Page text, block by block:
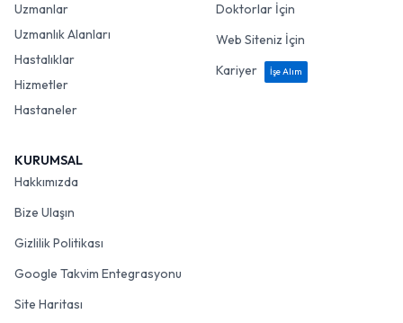
Uzmanlar
Uzmanlık Alanları
Hastalıklar
Hizmetler
Hastaneler
Doktorlar İçin
Web Siteniz İçin
Kariyer
İşe Alım
KURUMSAL
Hakkımızda
Bize Ulaşın
Gizlilik Politikası
Google Takvim Entegrasyonu
Site Haritası